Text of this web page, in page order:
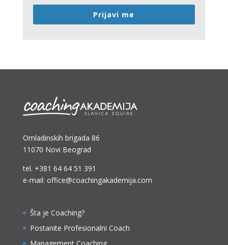
Prijavi me
Omladinskih brigada 86
11070 Novi Beograd
tel. +381 64 64 51 391
e-mail: office@coachingakademija.com
Šta je Coaching?
Postanite Profesionalni Coach